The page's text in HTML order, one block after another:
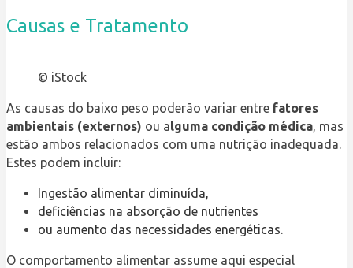
Causas e Tratamento
© iStock
As causas do baixo peso poderão variar entre fatores
ambientais (externos) ou alguma condição médica, mas
estão ambos relacionados com uma nutrição inadequada.
Estes podem incluir:
Ingestão alimentar diminuída,
deficiências na absorção de nutrientes
ou aumento das necessidades energéticas.
O comportamento alimentar assume aqui especial